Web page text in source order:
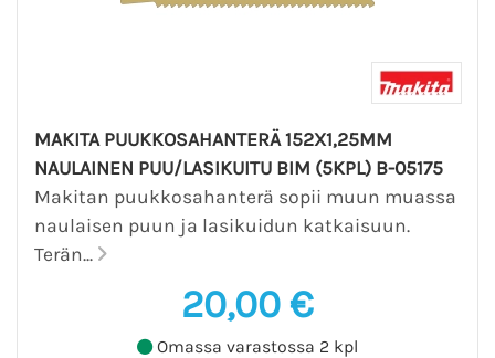
MAKITA PUUKKOSAHANTERÄ 152X1,25MM
NAULAINEN PUU/LASIKUITU BIM (5KPL) B-05175
Makitan puukkosahanterä sopii muun muassa
naulaisen puun ja lasikuidun katkaisuun.
Terän...
20,00 €
Omassa varastossa 2 kpl